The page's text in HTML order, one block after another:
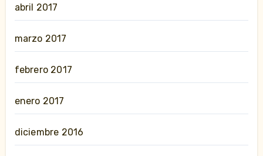
abril 2017
marzo 2017
febrero 2017
enero 2017
diciembre 2016